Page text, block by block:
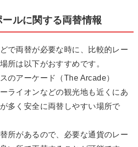
ルに関する両替情報
で両替が必要な時に、比較的レー
所は以下がおすすめです。
のアーケード（The Arcade）
ライオンなどの観光地も近くにあ
多く安全に両替しやすい場所で
所があるので、必要な通貨のレー